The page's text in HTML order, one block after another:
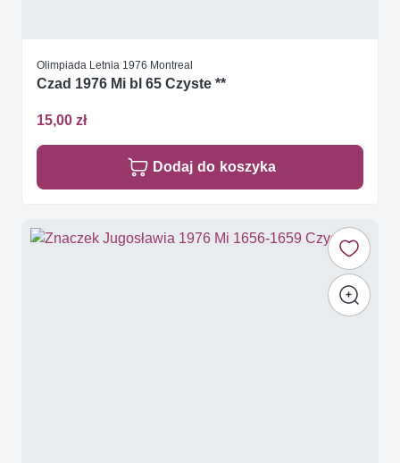
Olimpiada Letnia 1976 Montreal
Czad 1976 Mi bl 65 Czyste **
15,00 zł
Dodaj do koszyka